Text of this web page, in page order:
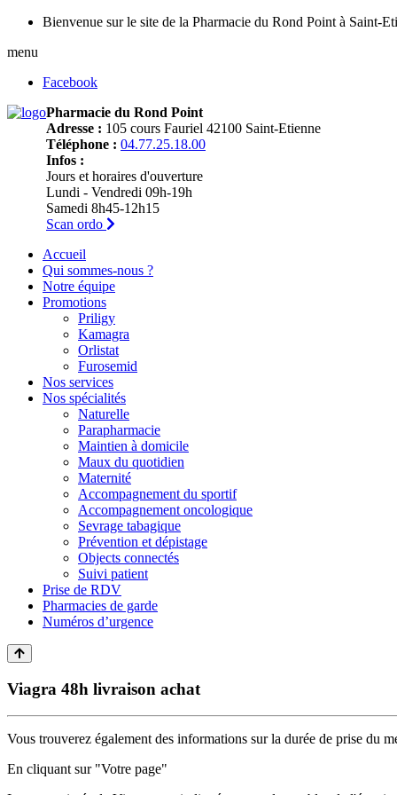
Bienvenue sur le site de la Pharmacie du Rond Point à Saint-
menu
Facebook
Pharmacie du Rond Point
Adresse : 105 cours Fauriel 42100 Saint-Etienne
Téléphone : 04.77.25.18.00
Infos :
Jours et horaires d'ouverture
Lundi - Vendredi 09h-19h
Samedi 8h45-12h15
Scan ordo
Accueil
Qui sommes-nous ?
Notre équipe
Promotions
Priligy
Kamagra
Orlistat
Furosemid
Nos services
Nos spécialités
Naturelle
Parapharmacie
Maintien à domicile
Maux du quotidien
Maternité
Accompagnement du sportif
Accompagnement oncologique
Sevrage tabagique
Prévention et dépistage
Objects connectés
Suivi patient
Prise de RDV
Pharmacies de garde
Numéros d’urgence
Viagra 48h livraison achat
Vous trouverez également des informations sur la durée de prise du
En cliquant sur "Votre page"